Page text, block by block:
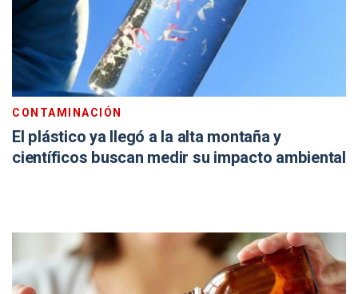
CONTAMINACIÓN
El plástico ya llegó a la alta montaña y
científicos buscan medir su impacto ambiental